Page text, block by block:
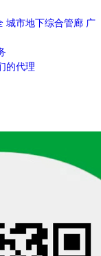
城市地下综合管廊 广
的代理